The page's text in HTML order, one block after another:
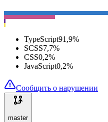
TypeScript91,9%
SCSS7,7%
CSS0,2%
JavaScript0,2%
Сообщить о нарушении
master